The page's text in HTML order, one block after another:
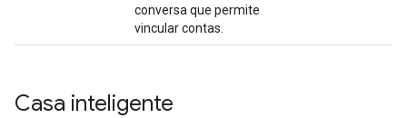
conversa que permite
vincular contas.
Casa inteligente